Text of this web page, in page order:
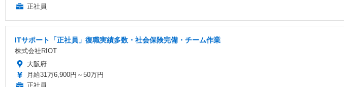
正社員
ITサポート「正社員」復職実績多数・社会保険完備・チーム作業
株式会社RIOT
大阪府
月給31万6,900円～50万円
正社員